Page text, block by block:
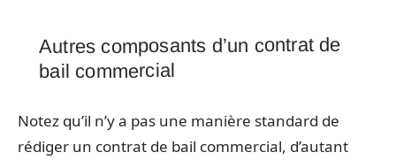
Autres composants d’un contrat de
bail commercial
Notez qu’il n’y a pas une manière standard de
rédiger un contrat de bail commercial, d’autant